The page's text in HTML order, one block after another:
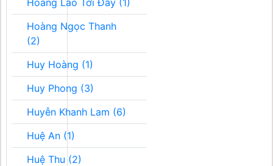
Hoàng Lão Tới Đây (1)
Hoàng Ngọc Thanh
(2)
Huy Hoàng (1)
Huy Phong (3)
Huyễn Khanh Lam (6)
Huệ An (1)
Huệ Thu (2)